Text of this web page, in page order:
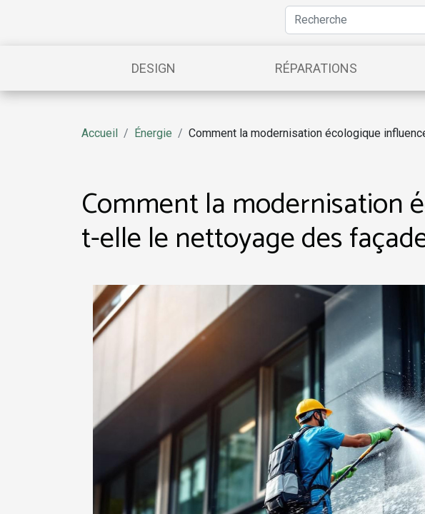
DESIGN RÉPARATIONS
Accueil Énergie Comment la modernisation écologique
Comment la modernisation
t-elle le nettoyage des